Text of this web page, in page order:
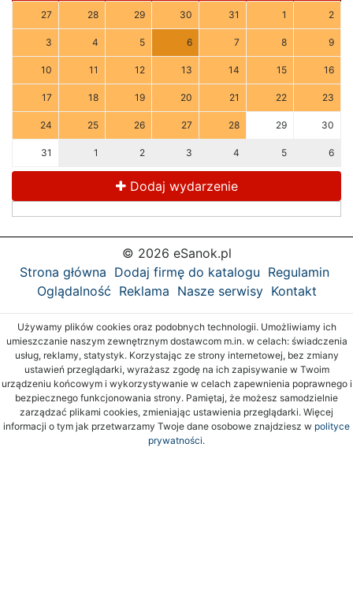
27 28 29 30 31 1 2
3 4 5 6 7 8 9
10 11 12 13 14 15 16
17 18 19 20 21 22 23
24 25 26 27 28 29 30
31 1 2 3 4 5 6
Dodaj wydarzenie
© 2026 eSanok.pl
Strona główna Dodaj firmę do katalogu Regulamin
Oglądalność Reklama Nasze serwisy Kontakt
Używamy plików cookies oraz podobnych technologii. Umożliwiamy ich
umieszczanie naszym zewnętrznym dostawcom m.in. w celach: świadczenia
usług, reklamy, statystyk. Korzystając ze strony internetowej, bez zmiany
ustawień przeglądarki, wyrażasz zgodę na ich zapisywanie w Twoim
urządzeniu końcowym i wykorzystywanie w celach zapewnienia poprawnego i
bezpiecznego funkcjonowania strony. Pamiętaj, że możesz samodzielnie
zarządzać plikami cookies, zmieniając ustawienia przeglądarki. Więcej
informacji o tym jak przetwarzamy Twoje dane osobowe znajdziesz w polityce
prywatności.